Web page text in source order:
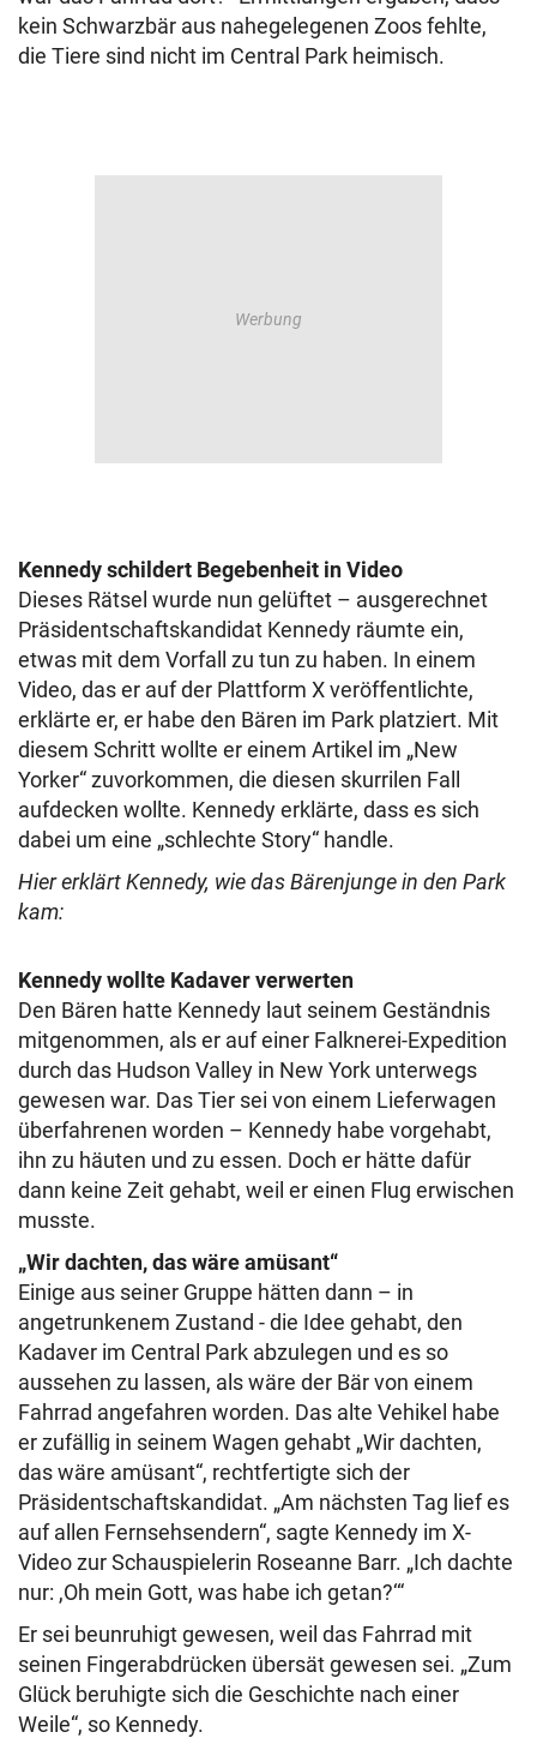
kein Schwarzbär aus nahegelegenen Zoos fehlte,
die Tiere sind nicht im Central Park heimisch.
Kennedy schildert Begebenheit in Video
Dieses Rätsel wurde nun gelüftet – ausgerechnet
Präsidentschaftskandidat Kennedy räumte ein,
etwas mit dem Vorfall zu tun zu haben. In einem
Video, das er auf der Plattform X veröffentlichte,
erklärte er, er habe den Bären im Park platziert. Mit
diesem Schritt wollte er einem Artikel im „New
Yorker“ zuvorkommen, die diesen skurrilen Fall
aufdecken wollte. Kennedy erklärte, dass es sich
dabei um eine „schlechte Story“ handle.
Hier erklärt Kennedy, wie das Bärenjunge in den Park
kam:
Kennedy wollte Kadaver verwerten
Den Bären hatte Kennedy laut seinem Geständnis
mitgenommen, als er auf einer Falknerei-Expedition
durch das Hudson Valley in New York unterwegs
gewesen war. Das Tier sei von einem Lieferwagen
überfahrenen worden – Kennedy habe vorgehabt,
ihn zu häuten und zu essen. Doch er hätte dafür
dann keine Zeit gehabt, weil er einen Flug erwischen
musste.
„Wir dachten, das wäre amüsant“
Einige aus seiner Gruppe hätten dann – in
angetrunkenem Zustand - die Idee gehabt, den
Kadaver im Central Park abzulegen und es so
aussehen zu lassen, als wäre der Bär von einem
Fahrrad angefahren worden. Das alte Vehikel habe
er zufällig in seinem Wagen gehabt „Wir dachten,
das wäre amüsant“, rechtfertigte sich der
Präsidentschaftskandidat. „Am nächsten Tag lief es
auf allen Fernsehsendern“, sagte Kennedy im X-
Video zur Schauspielerin Roseanne Barr. „Ich dachte
nur: ,Oh mein Gott, was habe ich getan?‘“
Er sei beunruhigt gewesen, weil das Fahrrad mit
seinen Fingerabdrücken übersät gewesen sei. „Zum
Glück beruhigte sich die Geschichte nach einer
Weile“, so Kennedy.